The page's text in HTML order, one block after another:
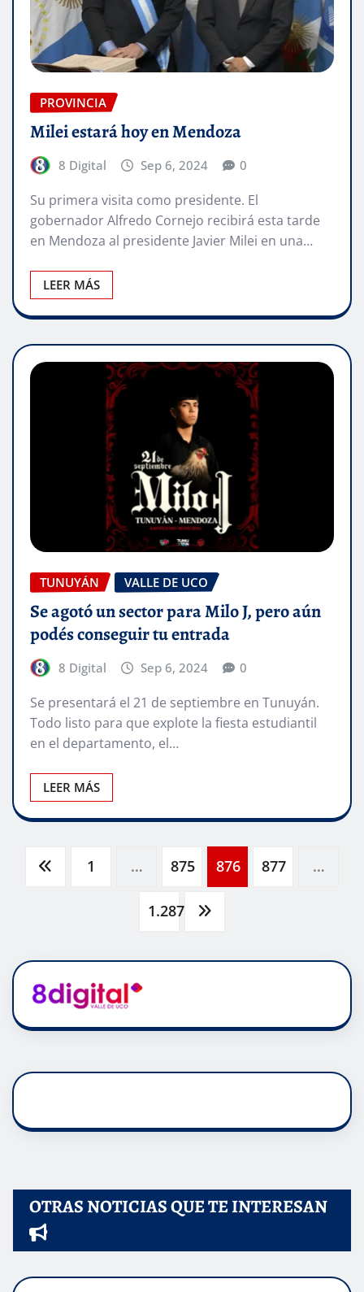
PROVINCIA
Milei estará hoy en Mendoza
8 Digital Sep 6, 2024 0
Su primera visita como presidente. El
gobernador Alfredo Cornejo recibirá esta tarde
en Mendoza al presidente Javier Milei en una…
LEER MÁS
TUNUYÁN VALLE DE UCO
Se agotó un sector para Milo J, pero aún
podés conseguir tu entrada
8 Digital Sep 6, 2024 0
Se presentará el 21 de septiembre en Tunuyán.
Todo listo para que explote la fiesta estudiantil
en el departamento, el…
LEER MÁS
Paginación
entradas
1 … 875 876 877 …
1.287
OTRAS NOTICIAS QUE TE INTERESAN